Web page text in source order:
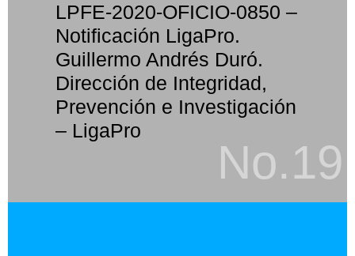
LPFE-2020-OFICIO-0850 –
Notificación LigaPro.
Guillermo Andrés Duró.
Dirección de Integridad,
Prevención e Investigación
– LigaPro
No.19